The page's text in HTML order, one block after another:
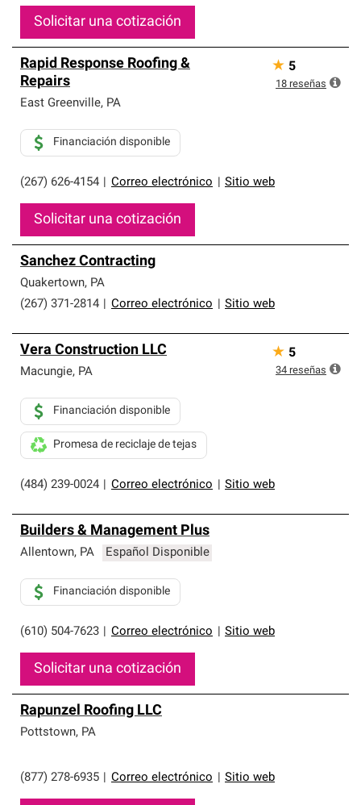
Solicitar una cotización
Rapid Response Roofing &
Repairs
East Greenville, PA
(267) 626-4154 Correo electrónico Sitio web
Financiación disponible
Solicitar una cotización
★ 5
18 reseñas
Sanchez Contracting
Quakertown, PA
(267) 371-2814
Correo electrónico Sitio web
Vera Construction LLC
Macungie, PA
(484) 239-0024 Correo electrónico Sitio web
Financiación disponible
Promesa de reciclaje de tejas
★ 5
34 reseñas
Builders & Management Plus
Allentown, PA Español Disponible
(610) 504-7623 Correo electrónico Sitio web
Financiación disponible
Solicitar una cotización
Rapunzel Roofing LLC
Pottstown, PA
(877) 278-6935 Correo electrónico Sitio web